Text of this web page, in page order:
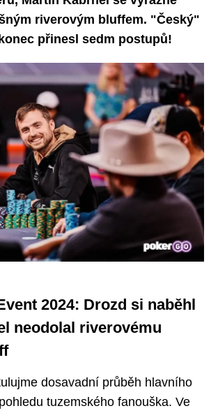
riverovým bluffem. "Český"
přinesl sedm postupů!
2024: Drozd si naběhl
neodolal riverovému
dosavadní průběh hlavního
tuzemského fanouška. Ve